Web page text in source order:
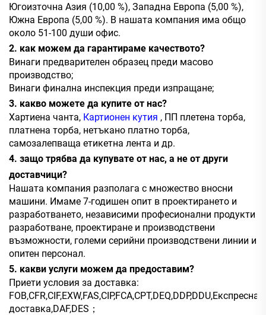
Югоизточна Азия (10,00 %), Западна Европа (5,00 %),
Южна Европа (5,00 %). В нашата компания има общо
около 51-100 души офис.
2. как можем да гарантираме качеството?
Винаги предварителен образец преди масово
производство;
Винаги финална инспекция преди изпращане;
3. какво можете да купите от нас?
Хартиена чанта, Картионен кутия , ПП плетена торба,
платнена торба, нетъкано платно торба,
самозалепваща етикетна лента и др.
4. защо трябва да купувате от нас, а не от други
доставчици?
Нашата компания разполага с множество вносни
машини. Имаме 7-годишен опит в проектирането и
разработването, независими професионални продукти
разработване, проектиране и производствени
възможности, големи серийни производствени линии и
опитен персонал.
5. какви услуги можем да предоставим?
Приети условия за доставка:
FOB,CFR,CIF,EXW,FAS,CIP,FCA,CPT,DEQ,DDP,DDU,Експресна
доставка,DAF,DES；